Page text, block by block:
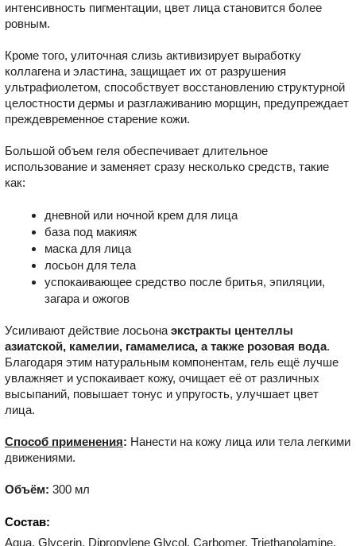
интенсивность пигментации, цвет лица становится более
ровным.
Кроме того, улиточная слизь активизирует выработку
коллагена и эластина, защищает их от разрушения
ультрафиолетом, способствует восстановлению структурной
целостности дермы и разглаживанию морщин, предупреждает
преждевременное старение кожи.
Большой объем геля обеспечивает длительное
использование и заменяет сразу несколько средств, такие
как:
дневной или ночной крем для лица
база под макияж
маска для лица
лосьон для тела
успокаивающее средство после бритья, эпиляции,
загара и ожогов
Усиливают действие лосьона экстракты центеллы
азиатской, камелии, гамамелиса, а также розовая вода.
Благодаря этим натуральным компонентам, гель ещё лучше
увлажняет и успокаивает кожу, очищает её от различных
высыпаний, повышает тонус и упругость, улучшает цвет
лица.
Способ применения: Нанести на кожу лица или тела легкими
движениями.
Объём: 300 мл
Состав:
Aqua, Glycerin, Dipropylene Glycol, Carbomer, Triethanolamine,